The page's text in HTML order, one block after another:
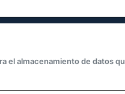
el almacenamiento de datos